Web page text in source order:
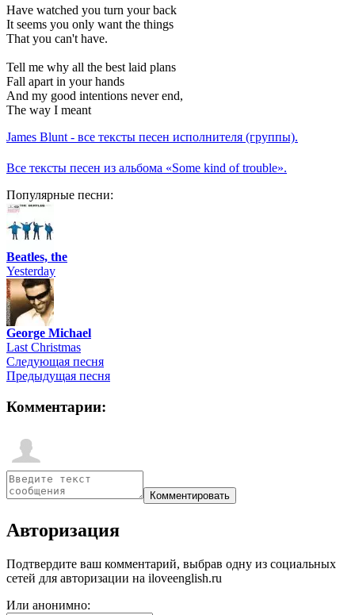
Have watched you turn your back
It seems you only want the things
That you can't have.
Tell me why all the best laid plans
Fall apart in your hands
And my good intentions never end,
The way I meant
James Blunt - все тексты песен исполнителя (группы).
Все тексты песен из альбома «Some kind of trouble».
Популярные песни:
Beatles, the
Yesterday
George Michael
Last Christmas
Следующая песня
Предыдущая песня
Комментарии:
Авторизация
Подтвердите ваш комментарий, выбрав одну из социальных
сетей для авторизации на iloveenglish.ru
Или анонимно: